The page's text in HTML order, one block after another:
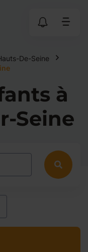
De-Seine
à
Seine